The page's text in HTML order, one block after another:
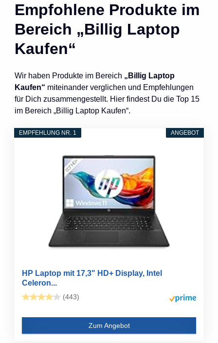
Empfohlene Produkte im
Bereich „Billig Laptop
Kaufen“
Wir haben Produkte im Bereich „Billig Laptop
Kaufen“ miteinander verglichen und Empfehlungen
für Dich zusammengestellt. Hier findest Du die Top 15
im Bereich „Billig Laptop Kaufen“.
ANGEBOT
EMPFEHLUNG NR. 1
HP Laptop mit 17,3" HD+ Display, Intel
Celeron...
(443)
Zum Angebot